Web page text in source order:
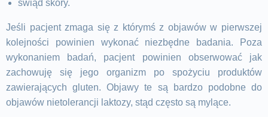
świąd skóry.
Jeśli pacjent zmaga się z którymś z objawów w pierwszej
kolejności powinien wykonać niezbędne badania. Poza
wykonaniem badań, pacjent powinien obserwować jak
zachowuję się jego organizm po spożyciu produktów
zawierających gluten. Objawy te są bardzo podobne do
objawów nietolerancji laktozy, stąd często są mylące.